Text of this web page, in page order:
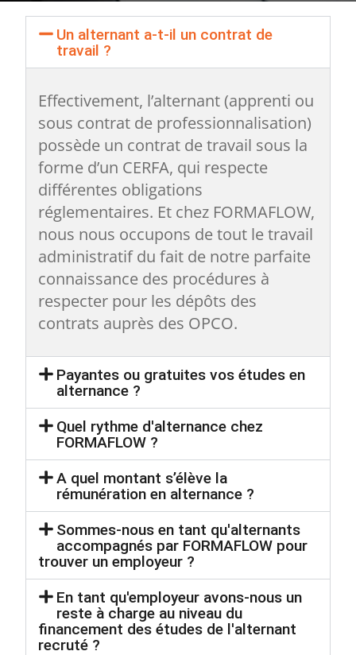
Un alternant a-t-il un contrat de
travail ?
Effectivement, l’alternant (apprenti ou
sous contrat de professionnalisation)
possède un contrat de travail sous la
forme d’un CERFA, qui respecte
différentes obligations
réglementaires. Et chez FORMAFLOW,
nous nous occupons de tout le travail
administratif du fait de notre parfaite
connaissance des procédures à
respecter pour les dépôts des
contrats auprès des OPCO.
Payantes ou gratuites vos études en
alternance ?
Quel rythme d'alternance chez
FORMAFLOW ?
A quel montant s’élève la
rémunération en alternance ?
Sommes-nous en tant qu'alternants
accompagnés par FORMAFLOW pour
trouver un employeur ?
En tant qu'employeur avons-nous un
reste à charge au niveau du
financement des études de l'alternant
recruté ?